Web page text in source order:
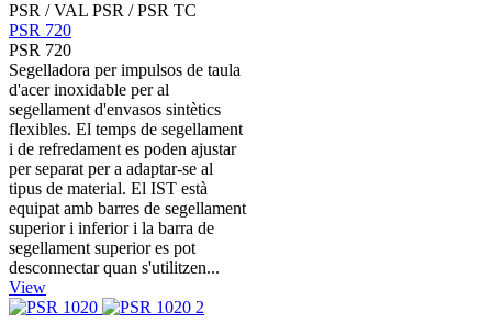
PSR / VAL PSR / PSR TC
PSR 720
PSR 720
Segelladora per impulsos de taula
d'acer inoxidable per al
segellament d'envasos sintètics
flexibles. El temps de segellament
i de refredament es poden ajustar
per separat per a adaptar-se al
tipus de material. El IST està
equipat amb barres de segellament
superior i inferior i la barra de
segellament superior es pot
desconnectar quan s'utilitzen...
View